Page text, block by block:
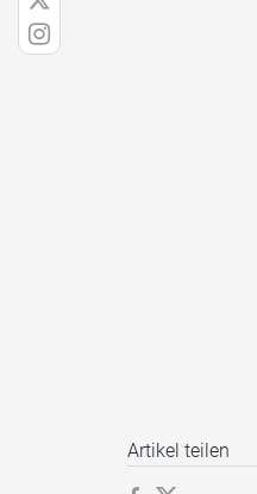
Artikel teilen